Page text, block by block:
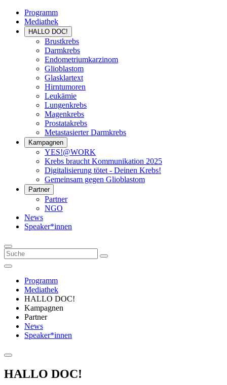
Programm
Mediathek
HALLO DOC!
Brustkrebs
Darmkrebs
Endometriumkarzinom
Glioblastom
Glasklartext
Hirntumoren
Leukämie
Lungenkrebs
Magenkrebs
Prostatakrebs
Metastasierter Darmkrebs
Kampagnen
YES!@WORK
Krebs braucht Kommunikation 2025
Digitalisierung tötet - Deinen Krebs!
Gemeinsam gegen Glioblastom
Partner
Partner
NGO
News
Speaker*innen
Programm
Mediathek
HALLO DOC!
Kampagnen
Partner
News
Speaker*innen
HALLO DOC!